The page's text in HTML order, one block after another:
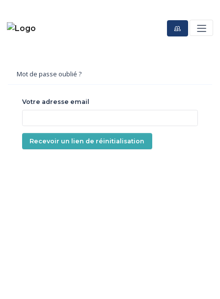
Mot de passe oublié ?
Votre adresse email
Recevoir un lien de réinitialisation